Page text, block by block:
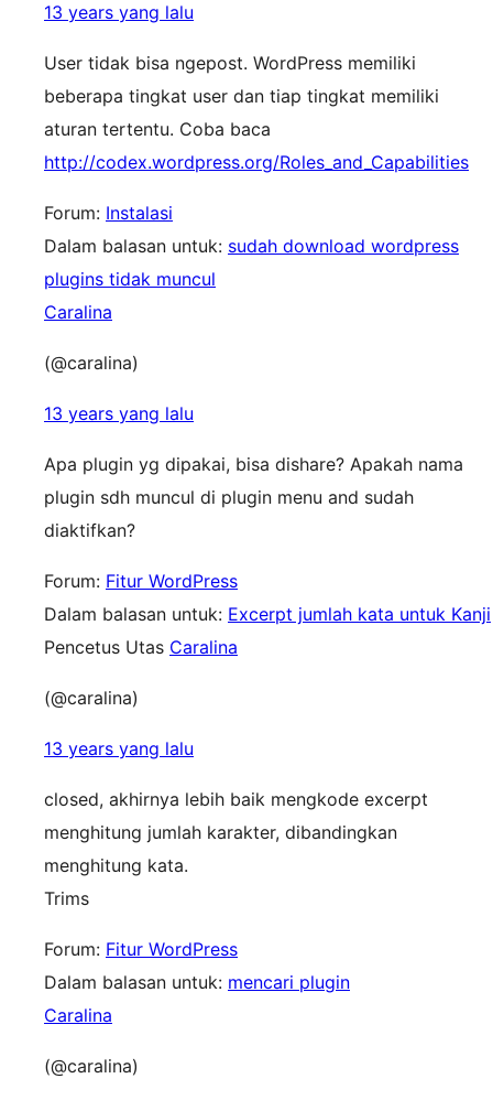
13 years yang lalu
User tidak bisa ngepost. WordPress memiliki
beberapa tingkat user dan tiap tingkat memiliki
aturan tertentu. Coba baca
http://codex.wordpress.org/Roles_and_Capabilities
Forum: Instalasi
Dalam balasan untuk: sudah download wordpress
plugins tidak muncul
Caralina
(@caralina)
13 years yang lalu
Apa plugin yg dipakai, bisa dishare? Apakah nama
plugin sdh muncul di plugin menu and sudah
diaktifkan?
Forum: Fitur WordPress
Dalam balasan untuk: Excerpt jumlah kata untuk Kanji
Pencetus Utas Caralina
(@caralina)
13 years yang lalu
closed, akhirnya lebih baik mengkode excerpt
menghitung jumlah karakter, dibandingkan
menghitung kata.
Trims
Forum: Fitur WordPress
Dalam balasan untuk: mencari plugin
Caralina
(@caralina)